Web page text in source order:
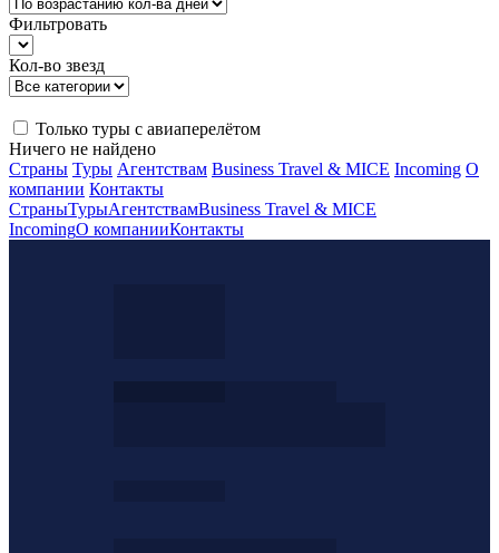
Фильтровать
Кол-во звезд
Только туры с авиаперелётом
Ничего не найдено
Страны Туры Агентствам Business Travel & MICE Incoming О
компании Контакты
СтраныТурыАгентствамBusiness Travel & MICE
IncomingО компанииКонтакты